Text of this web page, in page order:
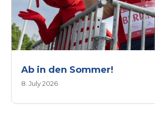
Ab in den Sommer!
8. July 2026